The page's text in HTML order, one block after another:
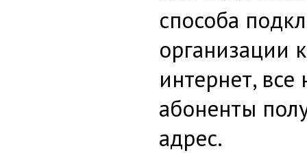
способа
организации
интернет,
абоненты
адрес.